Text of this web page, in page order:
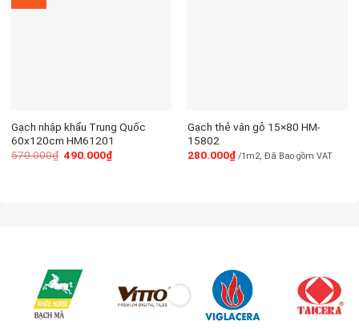
Gạch nhập khẩu Trung Quốc
60x120cm HM61201
570.000₫ 490.000₫
Gạch thẻ vân gỗ 15×80 HM-
15802
280.000₫/1m2, Đã Bao gồm VAT